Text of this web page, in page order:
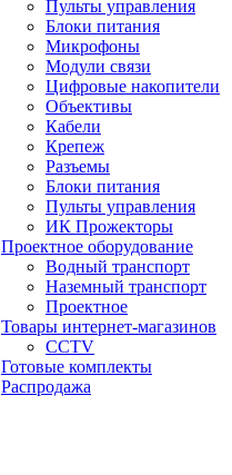
Пульты управления
Блоки питания
Микрофоны
Модули связи
Цифровые накопители
Объективы
Кабели
Крепеж
Разъемы
Блоки питания
Пульты управления
ИК Прожекторы
Проектное оборудование
Водный транспорт
Наземный транспорт
Проектное
Товары интернет-магазинов
CCTV
Готовые комплекты
Распродажа